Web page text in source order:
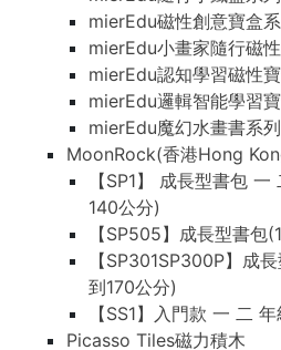
mierEdu磁性創意寶盒
mierEdu小畫家隨行磁
mierEdu認知學習磁性
mierEdu邏輯智能學習
mierEdu魔幻水畫書系列
MoonRock(香港Hong
【SP1】 成長型書包
140公分)
【SP505】成長型書包
【SP301SP300P】成
到170公分)
【SS1】入門款 一 二
Picasso Tiles磁力積木